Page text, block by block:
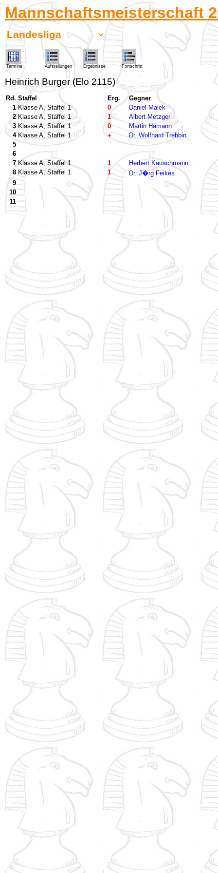
Mannschaftsmeisterschaft
Termine Aufstellungen Ergebnisse Fortschritt
Heinrich Burger (Elo 2115)
Rd. Staffel Erg.
Gegner
1 Klasse A, Staffel 1 0
Daniel Malek
2 Klasse A, Staffel 1 1
Albert Metzger
3 Klasse A, Staffel 1 0
Martin Hamann
4 Klasse A, Staffel 1 +
Dr. Wolfhard Trebbin
5
6
7 Klasse A, Staffel 1 1
Herbert Kauschmann
8 Klasse A, Staffel 1 1
Dr. J�rg Feikes
9
10
11